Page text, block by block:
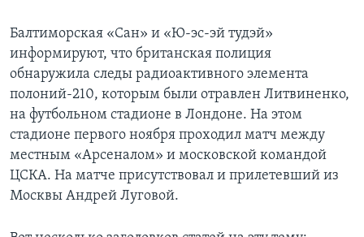
Балтиморская «Сан» и «Ю-эс-эй тудэй»
информируют, что британская полиция
обнаружила следы радиоактивного элемента
полоний-210, которым были отравлен Литвиненко,
на футбольном стадионе в Лондоне. На этом
стадионе первого ноября проходил матч между
местным «Арсеналом» и московской командой
ЦСКА. На матче присутствовал и прилетевший из
Москвы Андрей Луговой.